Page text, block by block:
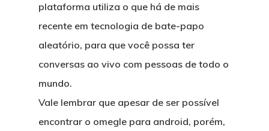
plataforma utiliza o que há de mais
recente em tecnologia de bate-papo
aleatório, para que você possa ter
conversas ao vivo com pessoas de todo o
mundo.
Vale lembrar que apesar de ser possível
encontrar o omegle para android, porém,